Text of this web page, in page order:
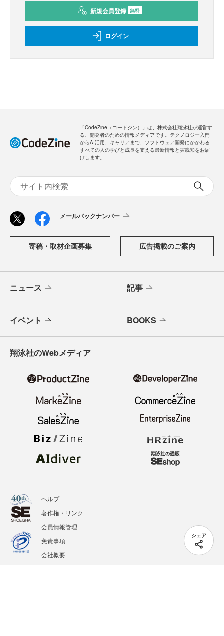
シェア
新規会員登録 無料
ログイン
「CodeZine（コードジン）」は、株式会社翔泳社が運営す
る、開発者のための情報メディアです。テクノロジー入門
からAI活用、キャリアまで、ソフトウェア開発にかかわる
すべての人の学びと成長を支える最新情報と実践知をお届
けします。
メールバックナンバー
寄稿・取材企画募集 広告掲載のご案内
ニュース 記事
イベント BOOKS
翔泳社のWebメディア
ヘルプ
著作権・リンク
会員情報管理
免責事項
会社概要